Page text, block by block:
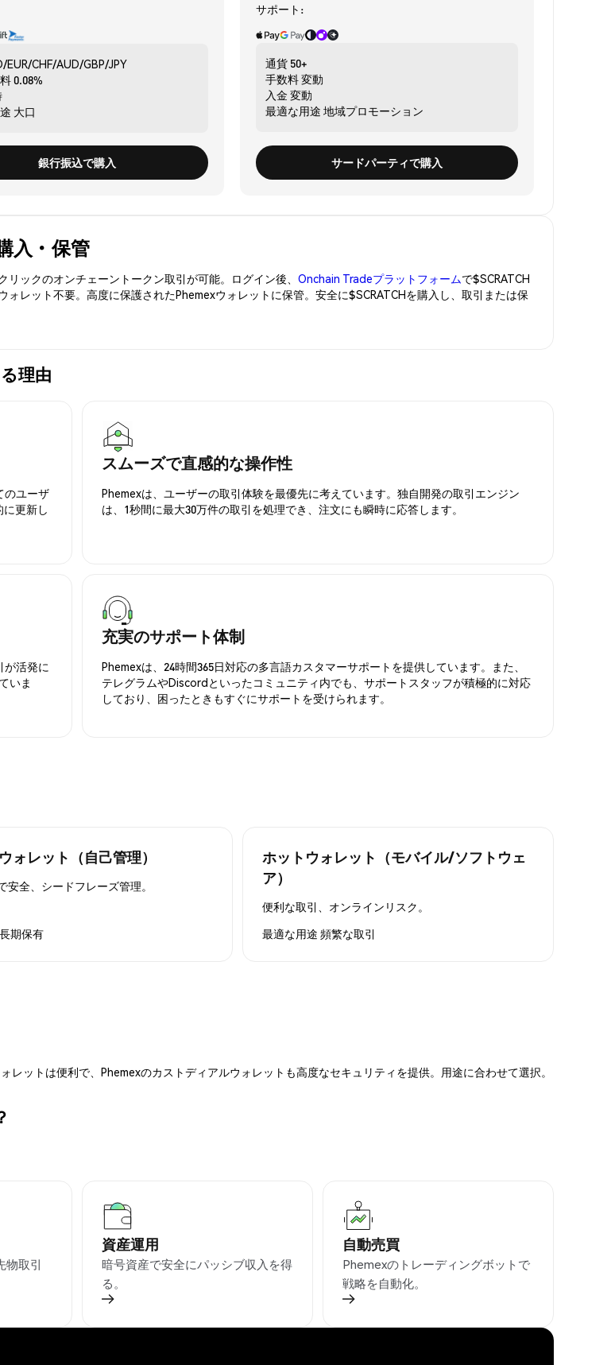
EUR/CHF/AUD/GBP/JPY
0.08%
大口
銀行振込で購入
サポート:
通貨 50+
手数料変動
入金 変動
最適な用途 地域プロモーション
サードパーティで購入
入・保管
リックのオンチェーントークン取引が可能。ログイン後、 Onchain Tradeプラットフォームで$SCRATCH
レット不要。高度に保護されたPhemexウォレットに保管。安全に$SCRATCHを購入し、取引または保
理由
のユーザ
に更新し
スムーズで直感的な操作性
Phemexは、ユーザーの取引体験を最優先に考えています。独自開発の取引エンジン
は、1秒間に最大30万件の取引を処理でき、注文にも瞬時に応答します。
が活発に
いま
充実のサポート体制
Phemexは、24時間365日対応の多言語カスタマーサポートを提供しています。また、
テレグラムやDiscordといったコミュニティ内でも、サポートスタッフが積極的に対応
しており、困ったときもすぐにサポートを受けられます。
ォレット（自己管理）
安全、シードフレーズ管理。
長期保有
ホットウォレット（モバイル/ソフトウェ
ア）
便利な取引、オンラインリスク。
最適な用途 頻繁な取引
ットは便利で、Phemexのカストディアルウォレットも高度なセキュリティを提供。用途に合わせて選択。
物取引
資産運用
暗号資産で安全にパッシブ収入を得
る。
自動売買
Phemexのトレーディングボットで
戦略を自動化。